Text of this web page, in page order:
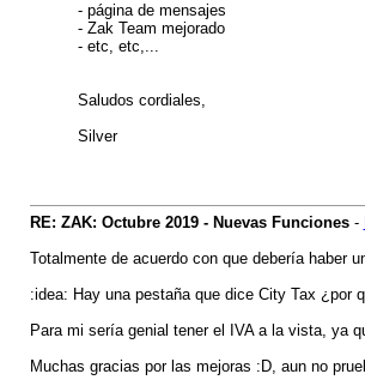
- página de mensajes
- Zak Team mejorado
- etc, etc,...
Saludos cordiales,
Silver
RE: ZAK: Octubre 2019 - Nuevas Funciones-
Totalmente de acuerdo con que debería haber
:idea: Hay una pestaña que dice City Tax
Para mi sería genial tener el IVA a la vista, ya
Muchas gracias por las mejoras :D, aun no